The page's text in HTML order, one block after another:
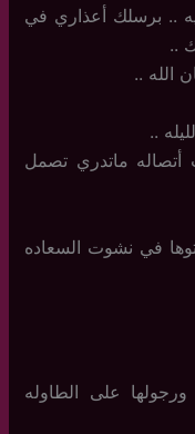
.. برسلك أعذاري في
..
الله ..
..
ماتدري تصمل
في نشوت السعاده
على الطاوله